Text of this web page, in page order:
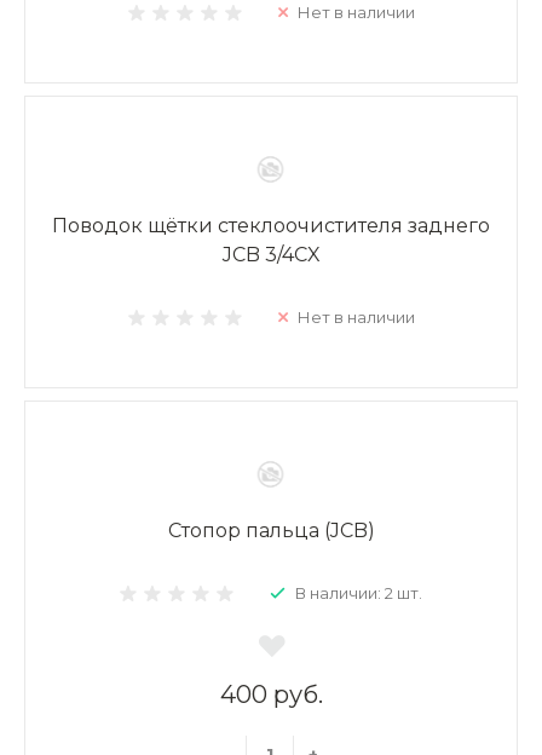
Нет в наличии
Поводок щётки стеклоочистителя заднего
JCB 3/4CX
Нет в наличии
Стопор пальца (JCB)
В наличии: 2 шт.
400 руб.